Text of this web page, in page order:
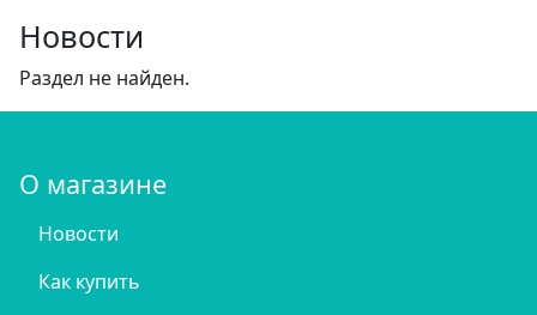
Новости
Раздел не найден.
О магазине
Новости
Как купить